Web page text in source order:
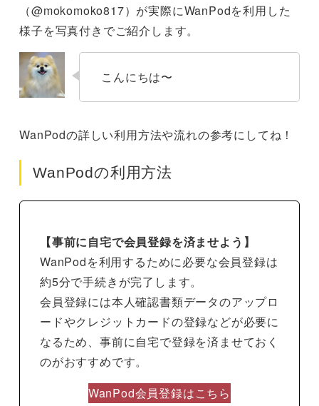
（@mokomoko817）が実際にWanPodを利用した
様子を写真付きでご紹介します。
こんにちは〜
WanPodの詳しい利用方法や流れの参考にしてね！
WanPodの利用方法
【事前に自宅で会員登録を済ませよう】
WanPodを利用するために必要な会員登録は
約5分で手続きが完了します。
会員登録には本人確認書類データのアップロ
ードやクレジットカードの登録などが必要に
なるため、事前に自宅で登録を済ませておく
のがおすすめです。
WanPod会員登録はこちら